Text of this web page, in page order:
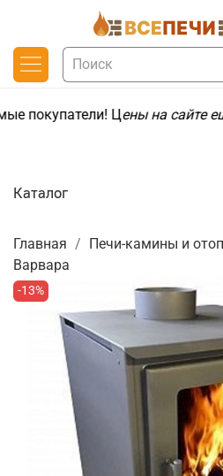
покупатели! Цены на сайте
Главная
Печи-камины и
Варвара
-13%
Каталог